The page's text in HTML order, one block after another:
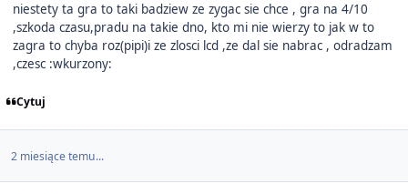
niestety ta gra to taki badziew ze zygac sie chce , gra na 4/10
,szkoda czasu,pradu na takie dno, kto mi nie wierzy to jak w to
zagra to chyba roz(pipi)i ze zlosci lcd ,ze dal sie nabrac , odradzam
,czesc :wkurzony:
Cytuj
2 miesiące temu...